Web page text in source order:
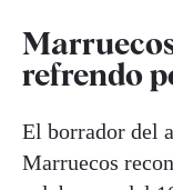
refrendo
El borrador del
Marruecos